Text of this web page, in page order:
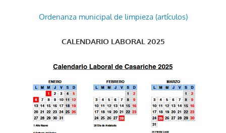
Ordenanza municipal de limpieza (artículos)
CALENDARIO LABORAL 2025